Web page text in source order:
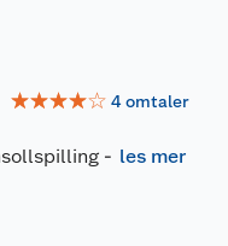
☆☆☆☆☆ 4omtaler
- les mer